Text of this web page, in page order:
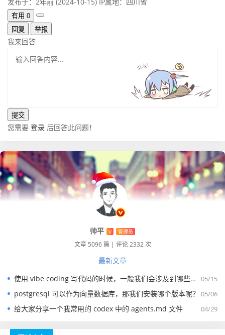
有用 0
回复
举报
我来回答
您需要 登录 后回答此问题！
帅平 V 管理员
文章 5096 篇 | 评论 2332 次
最新文章
05/15
使用 vibe coding 写代码的时候，一般我们会涉及到哪些提示词？
05/06
postgresql 可以作为向量数据库，那我们安装哪个版本呢？
04/29
给大家分享一个我常用的 codex 中的 agents.md 文件